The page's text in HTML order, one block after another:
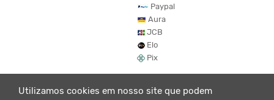
Utilizamos cookies em nosso site que podem
Paypal
Aura
JCB
Elo
Pix